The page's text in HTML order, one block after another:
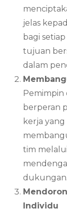
jelas
bagi
tujuan
dalam
Pemimpin
berperan
kerja
tim
dukungan.
Individu